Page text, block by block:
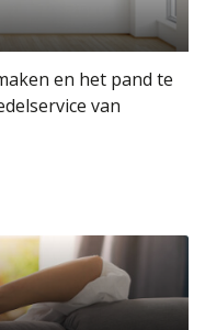
en het pand te
van